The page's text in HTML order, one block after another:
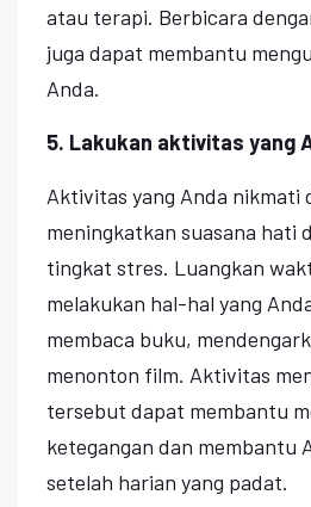
atau terapi. Berbicara
juga dapat membantu
Anda.
5. Lakukan aktivitas yang
Aktivitas yang Anda nikmati
meningkatkan suasana hati
tingkat stres. Luangkan
melakukan hal-hal yang
membaca buku,
menonton film. Aktivitas
tersebut dapat membantu
ketegangan dan membantu
setelah harian yang padat.